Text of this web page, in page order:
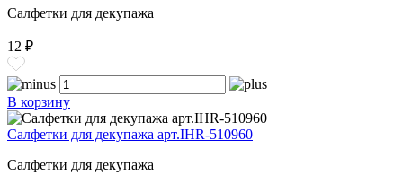
Салфетки для декупажа
12 ₽
В корзину
Салфетки для декупажа арт.IHR-510960
Салфетки для декупажа